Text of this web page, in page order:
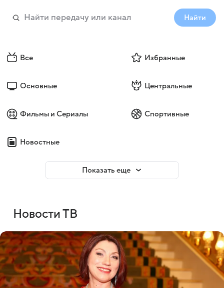
Найти
Все Избранные
Основные Центральные
Фильмы и Сериалы Спортивные
Новостные
Показать еще
Новости ТВ